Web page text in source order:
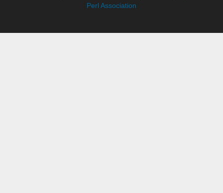
Perl Association